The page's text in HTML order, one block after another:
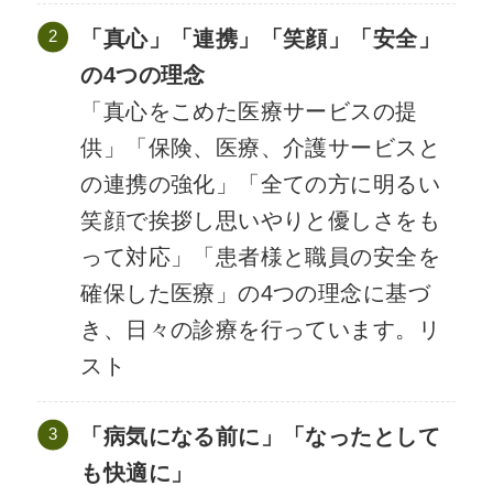
「真心」「連携」「笑顔」「安全」
の4つの理念
「真心をこめた医療サービスの提
供」「保険、医療、介護サービスと
の連携の強化」「全ての方に明るい
笑顔で挨拶し思いやりと優しさをも
って対応」「患者様と職員の安全を
確保した医療」の4つの理念に基づ
き、日々の診療を行っています。リ
スト
「病気になる前に」「なったとして
も快適に」